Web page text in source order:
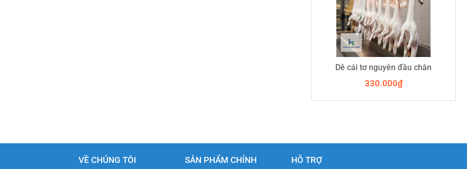
Dê cái tơ nguyên đầu chân
330.000₫
VỀ CHÚNG TÔI SẢN PHẨM CHÍNH HỖ TRỢ